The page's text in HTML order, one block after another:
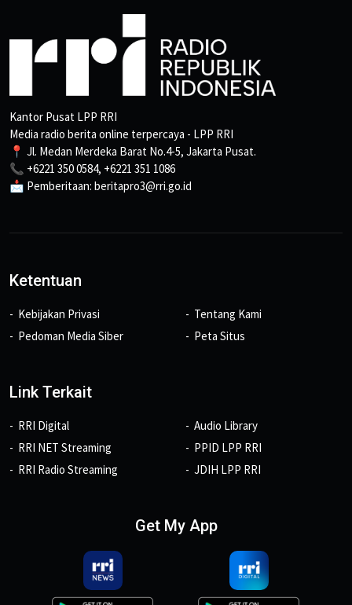
Kantor Pusat LPP RRI
Media radio berita online terpercaya - LPP RRI
📍 Jl. Medan Merdeka Barat No.4-5, Jakarta Pusat.
📞 +6221 350 0584, +6221 351 1086
📩 Pemberitaan: beritapro3@rri.go.id
Ketentuan
Kebijakan Privasi
Pedoman Media Siber
Tentang Kami
Peta Situs
Link Terkait
RRI Digital
RRI NET Streaming
RRI Radio Streaming
Audio Library
PPID LPP RRI
JDIH LPP RRI
Get My App